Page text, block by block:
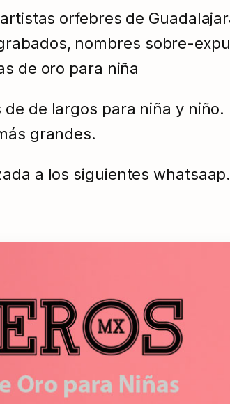
orfebres de
nombres sobre-
de oro para niña
de largos para niña y
grandes.
a los siguientes whatsaap.